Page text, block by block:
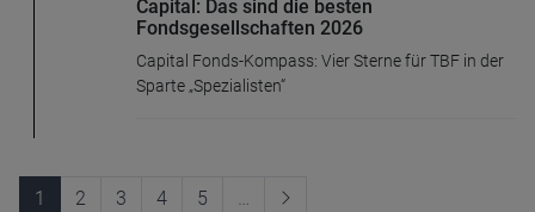
Capital: Das sind die besten
Fondsgesellschaften 2026
Capital Fonds-Kompass: Vier Sterne für TBF in der
Sparte „Spezialisten“
1 2 3 4 5 …